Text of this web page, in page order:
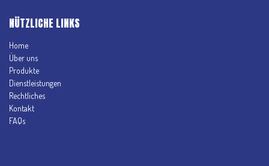
NÜTZLICHE LINKS
Home
Über uns
Produkte
Dienstleistungen
Rechtliches
Kontakt
FAQs